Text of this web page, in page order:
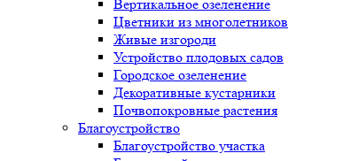
Вертикальное озеленение
Цветники из многолетников
Живые изгороди
Устройство плодовых садов
Городское озеленение
Декоративные кустарники
Почвопокровные растения
Благоустройство
Благоустройство участка